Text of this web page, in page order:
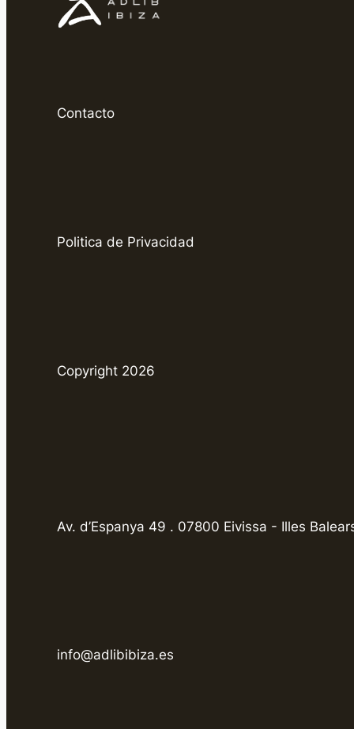
Contacto
Politica de Privacidad
Copyright 2026
Av. d’Espanya 49 . 07800 Eivissa - Illes
info@adlibibiza.es